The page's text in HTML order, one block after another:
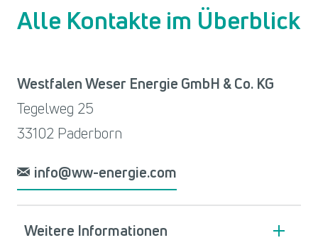
Alle Kontakte im Überblick
Westfalen Weser Energie GmbH & Co. KG
Tegelweg 25
33102 Paderborn
info@ww-energie.com
Weitere Informationen